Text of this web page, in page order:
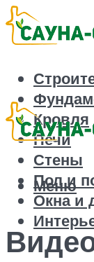
Кровля
Печи
Стены
Пол и
Окна и
Меню